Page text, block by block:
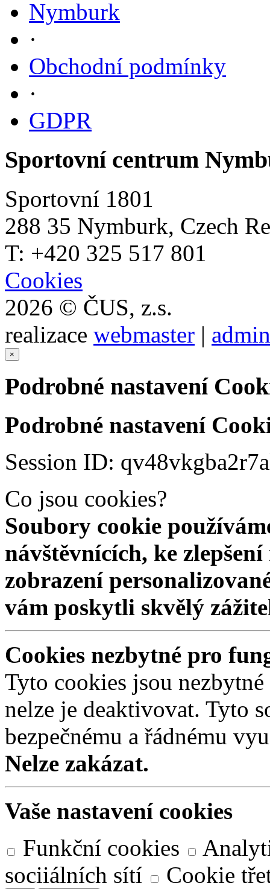
Nymburk
·
Obchodní podmínky
·
GDPR
Sportovní centrum
Sportovní 1801
288 35 Nymburk, Czech
T: +420 325 517 801
Cookies
2026 © ČUS, z.s.
realizace webmaster |
×
Podrobné nastavení
Podrobné nastavení
Session ID:
Co jsou cookies?
Soubory cookie
návštěvnících, ke
zobrazení
vám poskytli skvělý
Cookies nezbytné pro
Tyto cookies jsou
nelze je deaktivovat. Tyto
bezpečnému a řádnému
Nelze zakázat.
Vaše nastavení cookies
Funkční cookies
sociiálních sítí
Cookie